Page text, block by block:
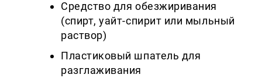
Средство для обезжиривания
(спирт, уайт-спирит или мыльный
раствор)
Пластиковый шпатель для
разглаживания